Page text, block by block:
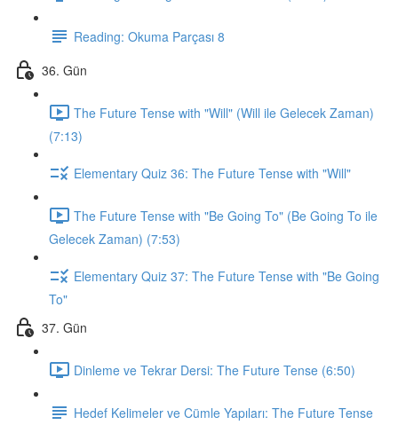
Reading: Okuma Parçası 8
36. Gün
The Future Tense with "Will" (Will ile Gelecek Zaman)
(7:13)
Elementary Quiz 36: The Future Tense with "Will"
The Future Tense with "Be Going To" (Be Going To ile
Gelecek Zaman) (7:53)
Elementary Quiz 37: The Future Tense with "Be Going
To"
37. Gün
Dinleme ve Tekrar Dersi: The Future Tense (6:50)
Hedef Kelimeler ve Cümle Yapıları: The Future Tense